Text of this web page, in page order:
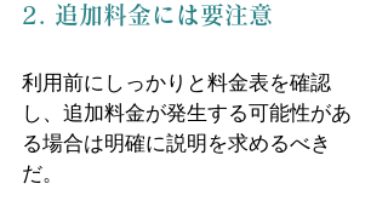
2. 追加料金には要注意
利用前にしっかりと料金表を確認
し、追加料金が発生する可能性があ
る場合は明確に説明を求めるべき
だ。